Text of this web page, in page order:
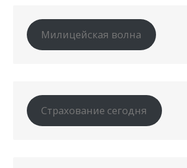
Милицейская волна
Страхование сегодня